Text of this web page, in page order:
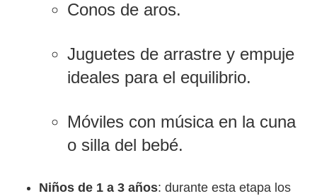
Conos de aros.
Juguetes de arrastre y empuje
ideales para el equilibrio.
Móviles con música en la cuna
o silla del bebé.
Niños de 1 a 3 años: durante esta etapa los